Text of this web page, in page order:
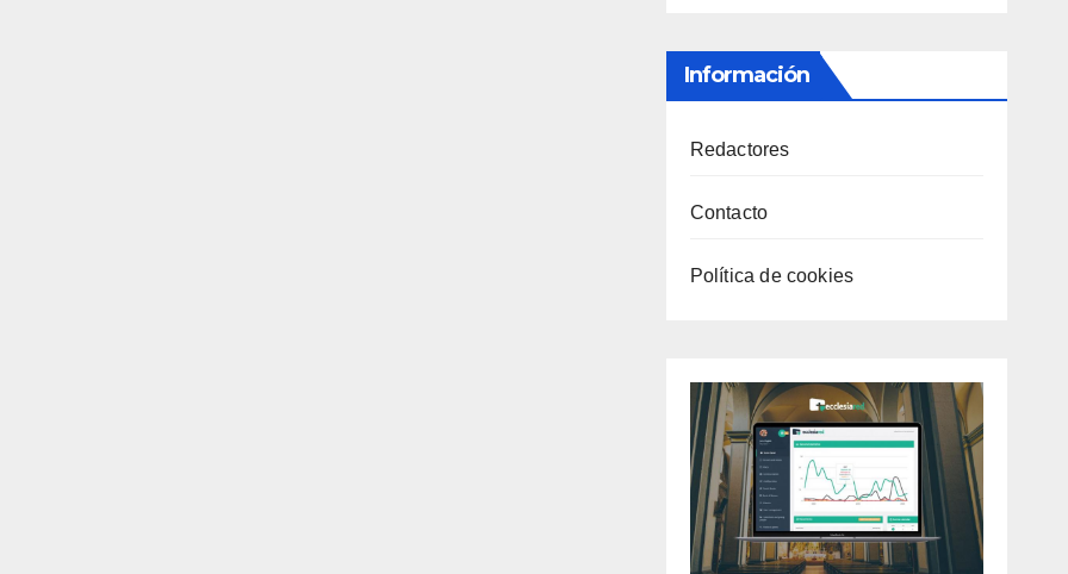
Información
Redactores
Contacto
Política de cookies